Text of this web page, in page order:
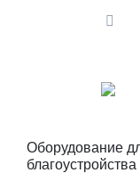
Оборудование